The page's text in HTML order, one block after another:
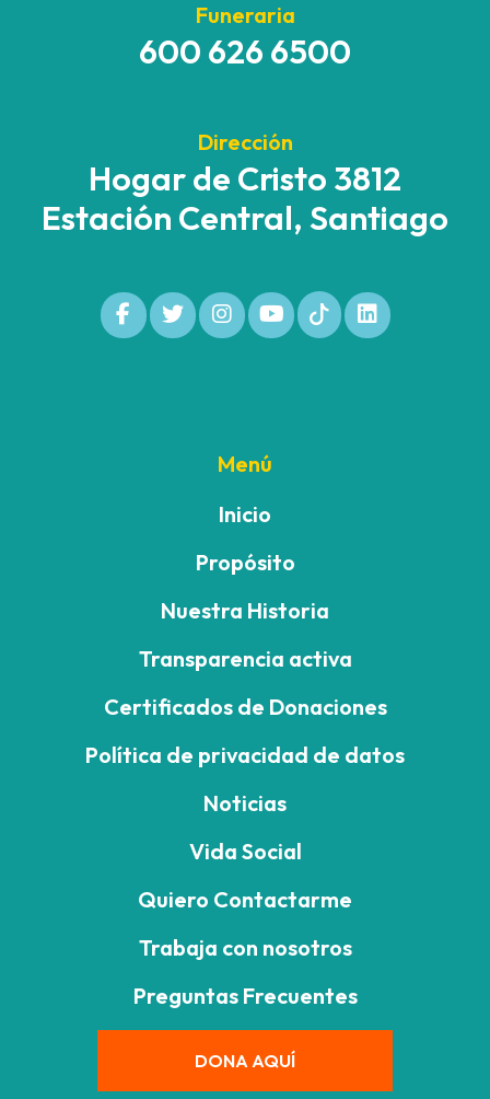
Funeraria
600 626 6500
Dirección
Hogar de Cristo 3812
Estación Central, Santiago
Menú
Inicio
Propósito
Nuestra Historia
Transparencia activa
Certificados de Donaciones
Política de privacidad de datos
Noticias
Vida Social
Quiero Contactarme
Trabaja con nosotros
Preguntas Frecuentes
DONA AQUÍ